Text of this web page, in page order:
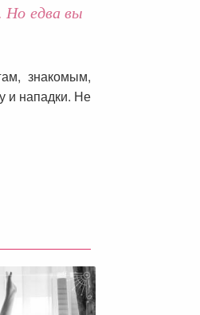
Но едва вы
знакомым,
и нападки. Не